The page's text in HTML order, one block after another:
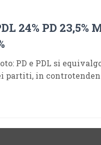
24% PD 23,5%
PD e PDL si
partiti, in